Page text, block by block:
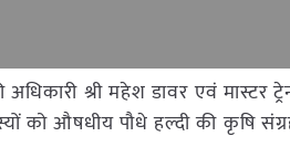
श्री महेश डावर एवं मास्टर
को औषधीय पौधे हल्दी की कृषि